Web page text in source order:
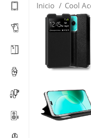
Inicio Cool